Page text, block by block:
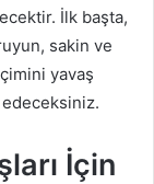
İlk başta,
sakin ve
yavaş
İçin